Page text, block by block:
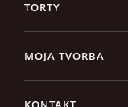
TORTY
MOJA TVORBA